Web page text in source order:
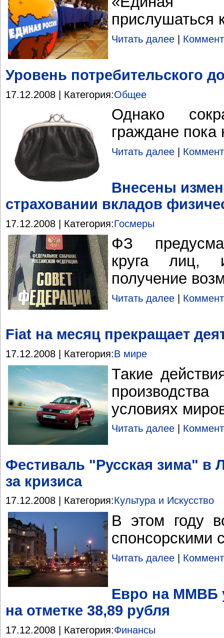
прислушаться
Читать далее |
Уровень потребительского
17.12.2008 | Категория:Общее
Однако
граждане
Читать далее
Внесены
страховании вкладов
17.12.2008 | Категория:Госмеры
ФЗ
круга лиц,
получение
Читать далее
Fiat на месяц прекращает
17.12.2008 | Категория:В мире
Такие
условиях
Читать далее
Фестиваль "Русская зима" в
за кризиса
17.12.2008 | Категория:Культура и Искусство
В этом году
спонсорскими
Читать далее
Евро на ММВБ
на отметке 38,89 рубля
17.12.2008 | Категория:Финансы